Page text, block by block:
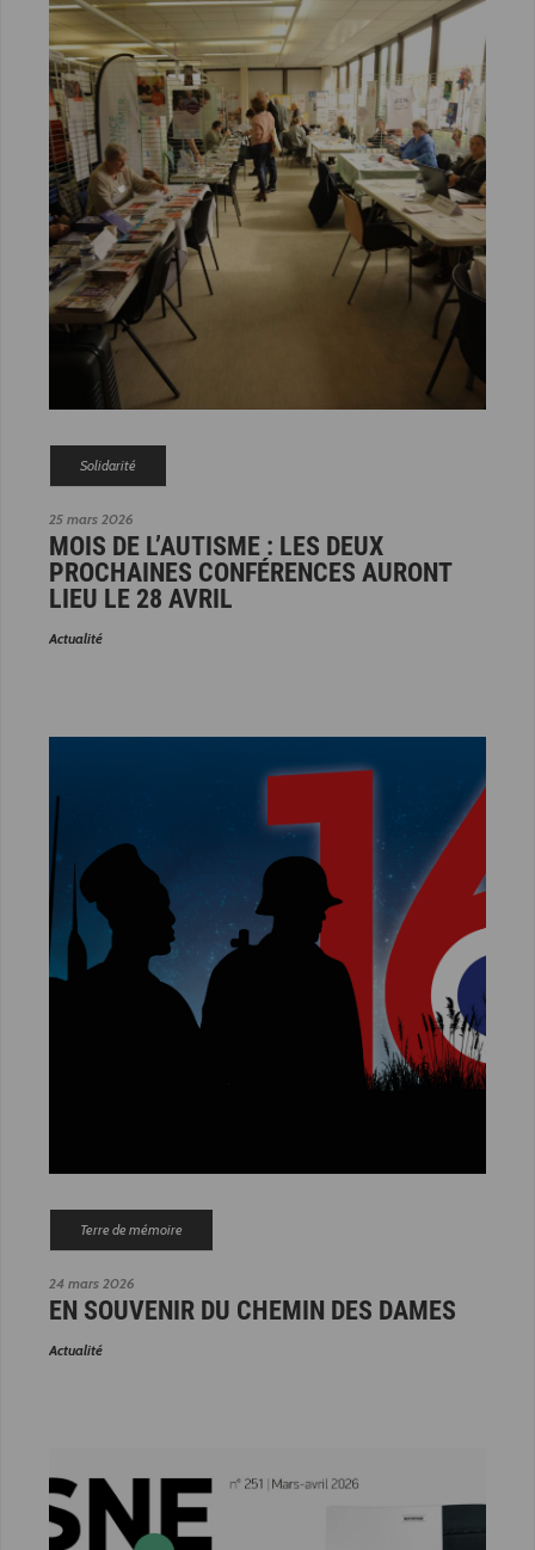
25 mars 2026
Solidarité
MOIS DE L’AUTISME : LES DEUX
PROCHAINES CONFÉRENCES AURONT
LIEU LE 28 AVRIL
Actualité
24 mars 2026
Terre de mémoire
EN SOUVENIR DU CHEMIN DES DAMES
Actualité